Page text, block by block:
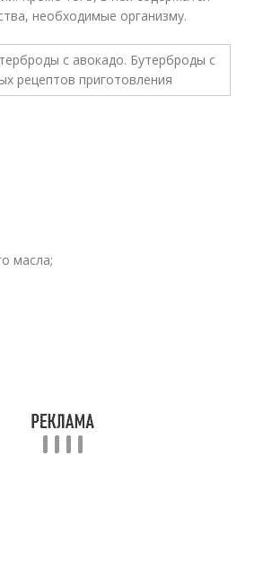
необходимые организму.
масла;